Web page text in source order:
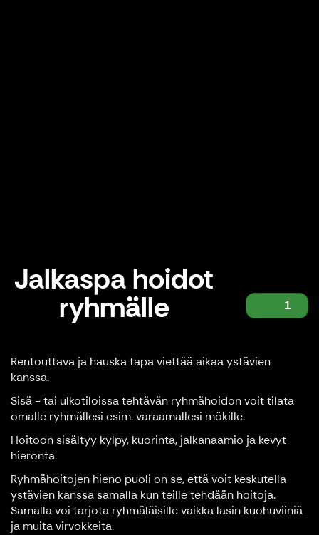
Jalkaspa hoidot
ryhmälle 1
Rentouttava ja hauska tapa viettää aikaa ystävien
kanssa.
Sisä - tai ulkotiloissa tehtävän ryhmähoidon voit tilata
omalle ryhmällesi esim. varaamallesi mökille.
Hoitoon sisältyy kylpy, kuorinta, jalkanaamio ja kevyt
hieronta.
Ryhmähoitojen hieno puoli on se, että voit keskutella
ystävien kanssa samalla kun teille tehdään hoitoja.
Samalla voi tarjota ryhmäläisille vaikka lasin kuohuviiniä
ja muita virvokkeita.